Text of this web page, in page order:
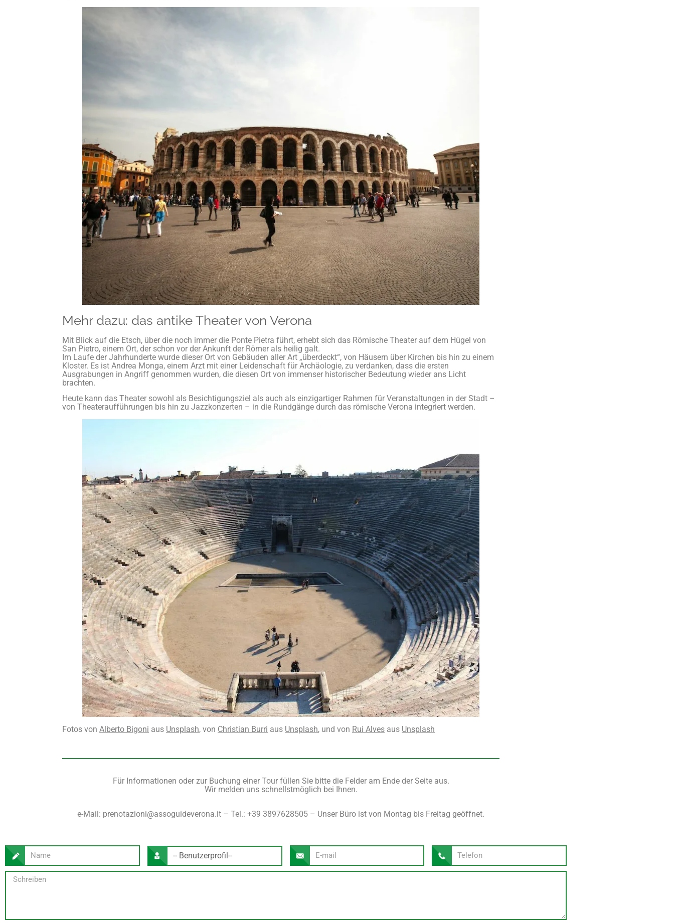
Mehr dazu: das antike Theater von Verona
Mit Blick auf die Etsch, über die noch immer die Ponte Pietra führt, erhebt sich das Römische Theater auf dem Hügel von
San Pietro, einem Ort, der schon vor der Ankunft der Römer als heilig galt.
Im Laufe der Jahrhunderte wurde dieser Ort von Gebäuden aller Art „überdeckt“, von Häusern über Kirchen bis hin zu einem
Kloster. Es ist Andrea Monga, einem Arzt mit einer Leidenschaft für Archäologie, zu verdanken, dass die ersten
Ausgrabungen in Angriff genommen wurden, die diesen Ort von immenser historischer Bedeutung wieder ans Licht
brachten.
Heute kann das Theater sowohl als Besichtigungsziel als auch als einzigartiger Rahmen für Veranstaltungen in der Stadt –
von Theateraufführungen bis hin zu Jazzkonzerten – in die Rundgänge durch das römische Verona integriert werden.
Fotos von Alberto Bigoni aus Unsplash, von Christian Burri aus Unsplash, und von Rui Alves aus Unsplash
Für Informationen oder zur Buchung einer Tour füllen Sie bitte die Felder am Ende der Seite aus.
Wir melden uns schnellstmöglich bei Ihnen.
e-Mail: prenotazioni@assoguideverona.it – Tel.: +39 3897628505 – Unser Büro ist von Montag bis Freitag geöffnet.